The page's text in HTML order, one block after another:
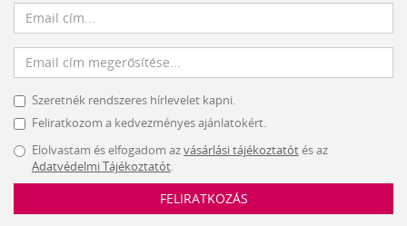
Szeretnék rendszeres hírlevelet kapni.
Feliratkozom a kedvezményes ajánlatokért.
Elolvastam és elfogadom azvásárlási tájékoztatótés az
Adatvédelmi Tájékoztatót.
FELIRATKOZÁS